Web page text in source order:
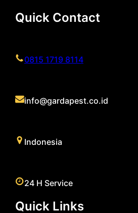
Quick Contact
0815 1719 8114
info@gardapest.co.id
Indonesia
24 H Service
Quick Links